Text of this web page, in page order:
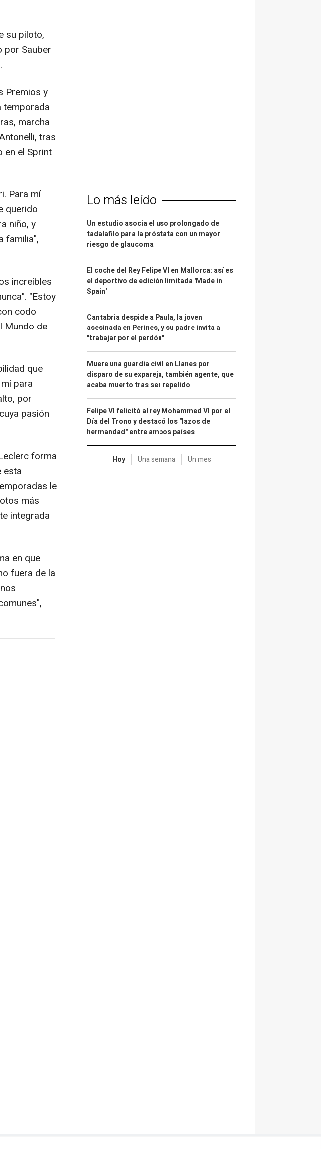
su piloto,
por Sauber
Premios y
temporada
marcha
tras
en el Sprint
Para mí
querido
niño, y
familia",
increíbles
"Estoy
codo
Mundo de
que
para
por
pasión
forma
esta
le
más
integrada
en que
fuera de la
Lo más leído
Un estudio asocia el uso prolongado de
tadalafilo para la próstata con un mayor
riesgo de glaucoma
El coche del Rey Felipe VI en Mallorca: así es
el deportivo de edición limitada 'Made in
Spain'
Cantabria despide a Paula, la joven
asesinada en Perines, y su padre invita a
"trabajar por el perdón"
Muere una guardia civil en Llanes por
disparo de su expareja, también agente, que
acaba muerto tras ser repelido
Felipe VI felicitó al rey Mohammed VI por el
Día del Trono y destacó los "lazos de
hermandad" entre ambos países
Hoy Una semana Un mes